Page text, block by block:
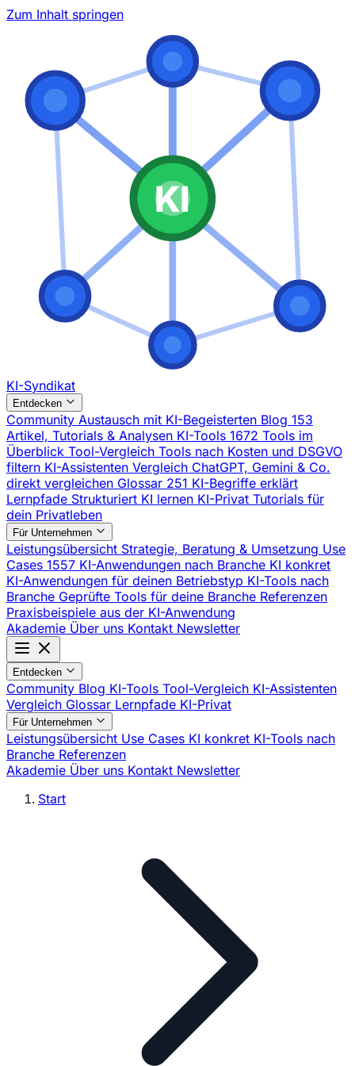
Zum Inhalt springen
KI
KI-Syndikat
Entdecken
Community Austausch mit KI-Begeisterten Blog 153
Artikel, Tutorials & Analysen KI-Tools 1672 Tools im
Überblick Tool-Vergleich Tools nach Kosten und DSGVO
filtern KI-Assistenten Vergleich ChatGPT, Gemini & Co.
direkt vergleichen Glossar 251 KI-Begriffe erklärt
Lernpfade Strukturiert KI lernen KI-Privat Tutorials für
dein Privatleben
Für Unternehmen
Leistungsübersicht Strategie, Beratung & Umsetzung Use
Cases 1557 KI-Anwendungen nach Branche KI konkret
KI-Anwendungen für deinen Betriebstyp KI-Tools nach
Branche Geprüfte Tools für deine Branche Referenzen
Praxisbeispiele aus der KI-Anwendung
Akademie Über uns Kontakt Newsletter
Entdecken
Community Blog KI-Tools Tool-Vergleich KI-Assistenten
Vergleich Glossar Lernpfade KI-Privat
Für Unternehmen
Leistungsübersicht Use Cases KI konkret KI-Tools nach
Branche Referenzen
Akademie Über uns Kontakt Newsletter
Start